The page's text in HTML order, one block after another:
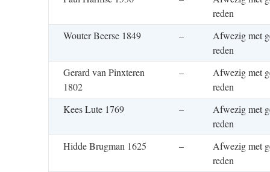
reden
Wouter Beerse 1849
–
Afwezig met
reden
Gerard van Pinxteren
1802
–
Afwezig met
reden
Kees Lute 1769
–
Afwezig met
reden
Hidde Brugman 1625
–
Afwezig met
reden